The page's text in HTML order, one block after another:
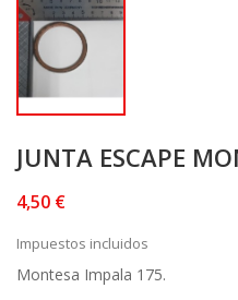
JUNTA ESCAPE
4,50 €
Impuestos incluidos
Montesa Impala 175.